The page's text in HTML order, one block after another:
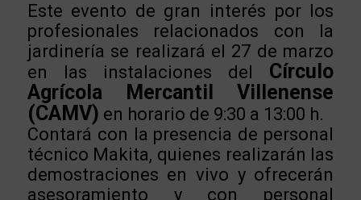
Este evento de gran interés por los
profesionales relacionados con la
jardinería se realizará el 27 de marzo
en las instalaciones del Círculo
Agrícola Mercantil Villenense
(CAMV) en horario de 9:30 a 13:00 h.
Contará con la presencia de personal
técnico Makita, quienes realizarán las
demostraciones en vivo y ofrecerán
asesoramiento y con personal